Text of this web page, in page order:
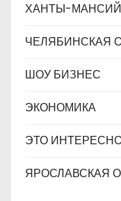
ХАНТЫ-
ЧЕЛЯБИНСКАЯ
ШОУ БИЗНЕС
ЭКОНОМИКА
ЭТО
ЯРОСЛАВСКАЯ